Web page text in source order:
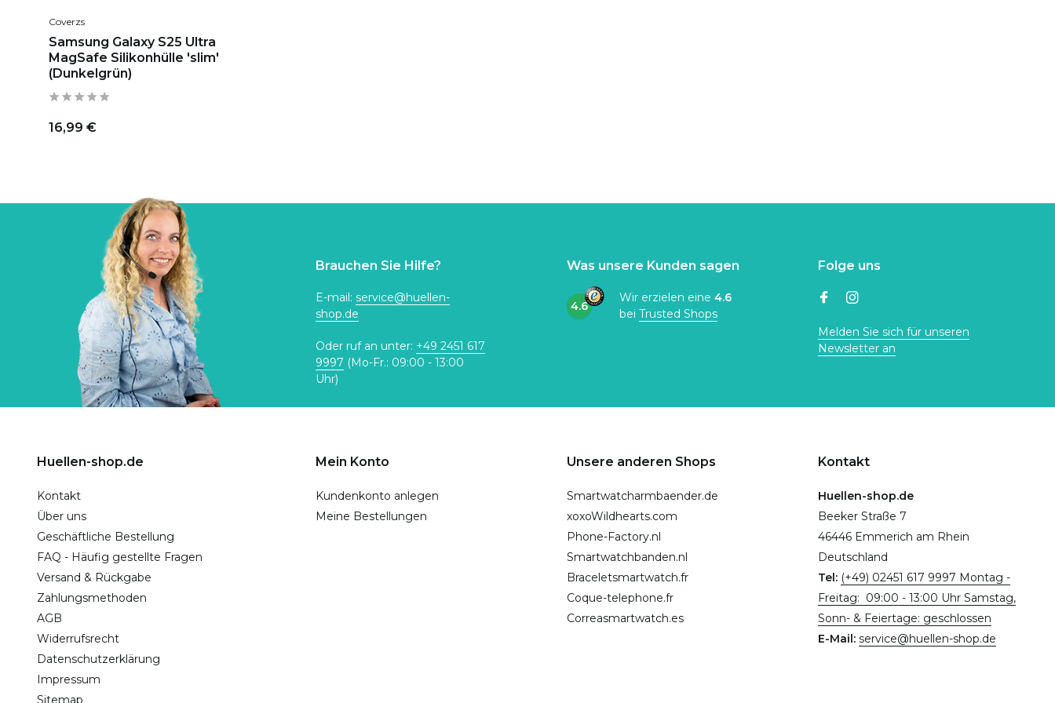
Coverzs
Samsung Galaxy S25 Ultra
MagSafe Silikonhülle 'slim'
(Dunkelgrün)
16,99 €
Brauchen Sie Hilfe?
E-mail: service@huellen-
shop.de
Oder ruf an unter: +49 2451 617
9997 (Mo-Fr.: 09:00 - 13:00
Uhr)
Was unsere Kunden sagen
4.6
Wir erzielen eine 4.6
bei Trusted Shops
Folge uns
Melden Sie sich für unseren
Newsletter an
Huellen-shop.de
Kontakt
Über uns
Geschäftliche Bestellung
FAQ - Häufig gestellte Fragen
Versand & Rückgabe
Zahlungsmethoden
AGB
Widerrufsrecht
Datenschutzerklärung
Impressum
Sitemap
Mein Konto
Kundenkonto anlegen
Meine Bestellungen
Unsere anderen Shops
Smartwatcharmbaender.de
xoxoWildhearts.com
Phone-Factory.nl
Smartwatchbanden.nl
Braceletsmartwatch.fr
Coque-telephone.fr
Correasmartwatch.es
Kontakt
Huellen-shop.de
Beeker Straße 7
46446 Emmerich am Rhein
Deutschland
Tel: (+49) 02451 617 9997 Montag -
Freitag: 09:00 - 13:00 Uhr Samstag,
Sonn- & Feiertage: geschlossen
E-Mail: service@huellen-shop.de